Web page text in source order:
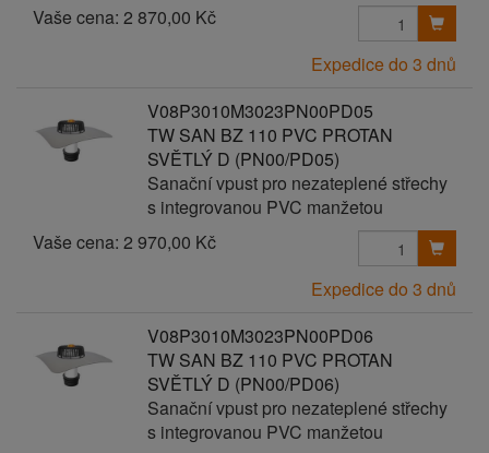
Vaše cena: 2 870,00 Kč
Expedice do 3 dnů
V08P3010M3023PN00PD05
TW SAN BZ 110 PVC PROTAN
SVĚTLÝ D (PN00/PD05)
Sanační vpust pro nezateplené střechy
s integrovanou PVC manžetou
Vaše cena: 2 970,00 Kč
Expedice do 3 dnů
V08P3010M3023PN00PD06
TW SAN BZ 110 PVC PROTAN
SVĚTLÝ D (PN00/PD06)
Sanační vpust pro nezateplené střechy
s integrovanou PVC manžetou